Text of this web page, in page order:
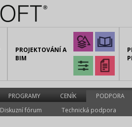
PROJEKTOVÁNÍ A
BIM
PROGRAMY CENÍK
PODPORA
Diskuzní fórum Technická podpora